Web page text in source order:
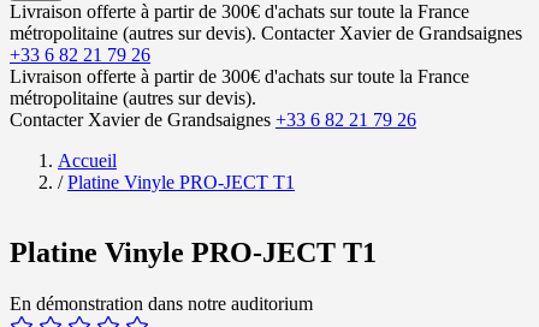
Livraison offerte à partir de 300€ d'achats sur toute la France
métropolitaine (autres sur devis). Contacter Xavier de Grandsaignes
+33 6 82 21 79 26
Livraison offerte à partir de 300€ d'achats sur toute la France
métropolitaine (autres sur devis).
Contacter Xavier de Grandsaignes +33 6 82 21 79 26
Accueil
/ Platine Vinyle PRO-JECT T1
Platine Vinyle PRO-JECT T1
En démonstration dans notre auditorium